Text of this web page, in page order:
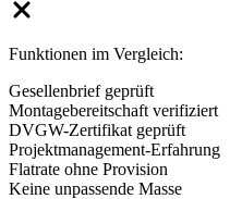
Funktionen im Vergleich:
Gesellenbrief geprüft
Montagebereitschaft verifiziert
DVGW-Zertifikat geprüft
Projektmanagement-Erfahrung
Flatrate ohne Provision
Keine unpassende Masse